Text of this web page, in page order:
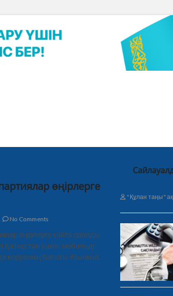
өңірлерге
No Comments
өңірлерге қайта оралды
Қазақстан үшін» мобильді
керуеннің бағыты Ұзынкөл,
"Құлан таңы"